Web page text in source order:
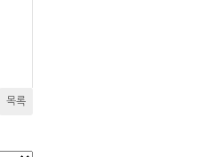
목록